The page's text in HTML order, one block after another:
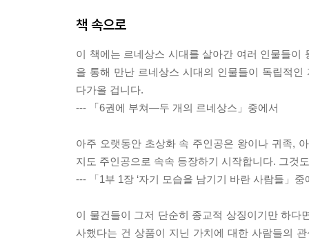
책 속으로
이 책에는 르네상스 시대를 살아간 여러 인물들
을 통해 만난 르네상스 시대의 인물들이 독립적
다가올 겁니다.
--- 「6권에 부쳐―두 개의 르네상스」중에서
아주 오랫동안 초상화 속 주인공은 왕이나 귀족,
지도 주인공으로 속속 등장하기 시작합니다. 그것
--- 「1부 1장 ‘자기 모습을 남기기 바란 사람들」중
이 물건들이 그저 단순히 종교적 상징이기만 하
사했다는 건 상품이 지닌 가치에 대한 사람들의